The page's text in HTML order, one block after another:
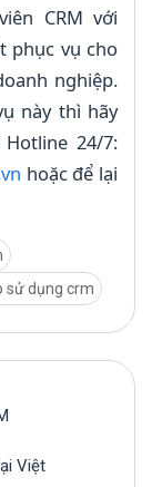
CRM với
phục vụ cho
nghiệp.
này thì hãy
24/7:
hoặc để lại
sử dụng crm
Việt